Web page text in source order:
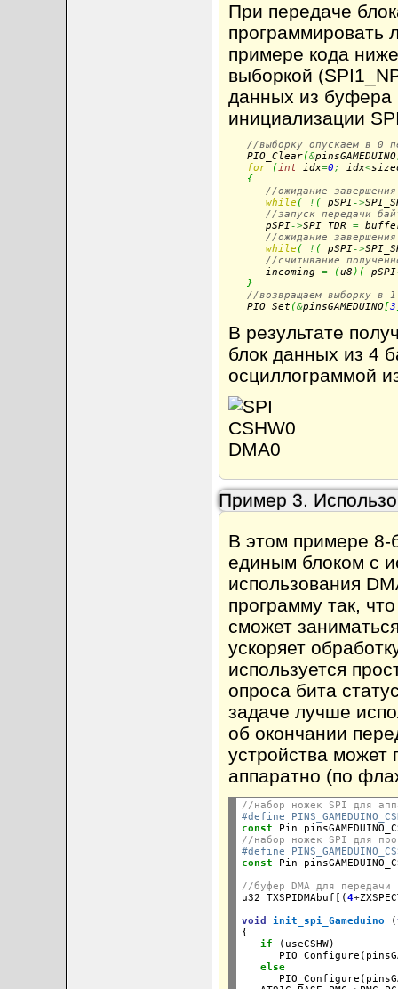
При передаче
программировать
примере кода
выборкой
данных из буфера
инициализации
//выборку опускаем в 0
   PIO_Clear
(&pinsGAMEDUINO
for
(int idx=0; idx<
{
//ожидание
while ( ! ( pSPI->
//запуск передачи
      pSPI
->SPI_TDR =
//ожидание
while ( ! ( pSPI->
//считывание
      incoming
= (u8) ( pSPI
}
//возвращаем выборку в
   PIO_Set
(&pinsGAMEDUINO[3
В результате
блок данных из 4
осциллограммой
Пример 3.
В этом примере 8-
единым блоком с
использования
программу так,
сможет
ускоряет
используется
опроса бита
задаче лучше
об окончании
устройства может
аппаратно (по
//набор ножек SPI для
#define
const Pin
//набор ножек SPI для
#define
const Pin
//буфер DMA для передачи
u32 TXSPIDMAbuf[( 4+
void
init_spi_Gameduino (
{
if (useCSHW)
else